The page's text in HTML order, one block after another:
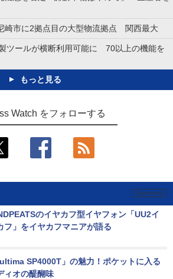
崎市に2拠点目の大型物流拠点 関西最大
ツールが横断利用可能に 70以上の機能を
もっと見る
Watch をフォローする
のイヤカフ型イヤフォン「UU2イ
フ」をイヤカフマニアが語る
SP4000T」の魅力！ポケットに入る
ィオの醍醐味